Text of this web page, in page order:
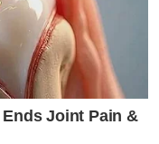
Joint Pain &